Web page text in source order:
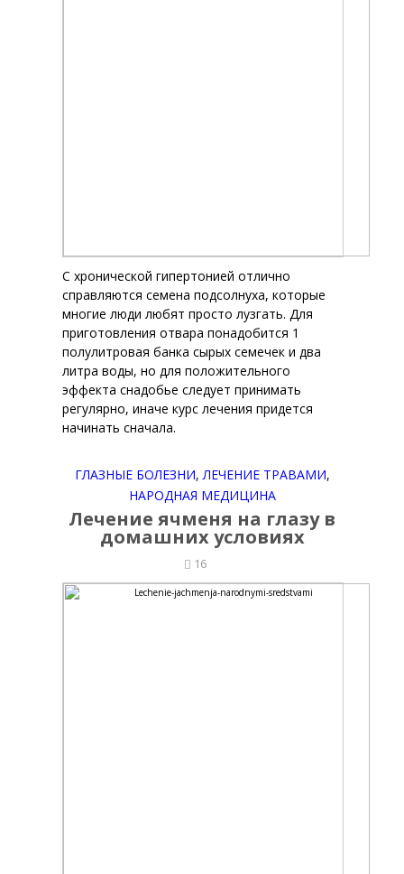
С хронической гипертонией отлично
справляются семена подсолнуха, которые
многие люди любят просто лузгать. Для
приготовления отвара понадобится 1
полулитровая банка сырых семечек и два
литра воды, но для положительного
эффекта снадобье следует принимать
регулярно, иначе курс лечения придется
начинать сначала.
ГЛАЗНЫЕ БОЛЕЗНИ,ЛЕЧЕНИЕ ТРАВАМИ,
НАРОДНАЯ МЕДИЦИНА
Лечение ячменя на глазу в
домашних условиях
16